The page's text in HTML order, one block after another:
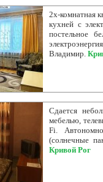
2х-комнатная
кухней с
постельное
Владимир.
Сдается
мебелью,
Fi.
(солнечные
Кривой Рог